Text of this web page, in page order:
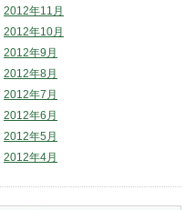
2012年11月
2012年10月
2012年9月
2012年8月
2012年7月
2012年6月
2012年5月
2012年4月